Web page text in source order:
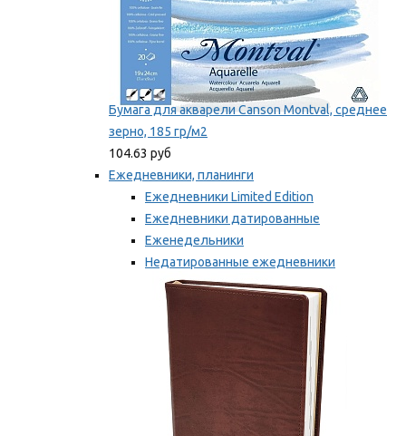
Бумага для акварели Canson Montval, среднее
зерно, 185 гр/м2
104.63 руб
Ежедневники, планинги
Ежедневники Limited Edition
Ежедневники датированные
Еженедельники
Недатированные ежедневники
Планинги
Мы рекомендуем